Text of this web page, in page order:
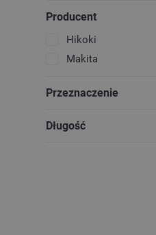
Producent
Hikoki
Makita
Przeznaczenie
Długość